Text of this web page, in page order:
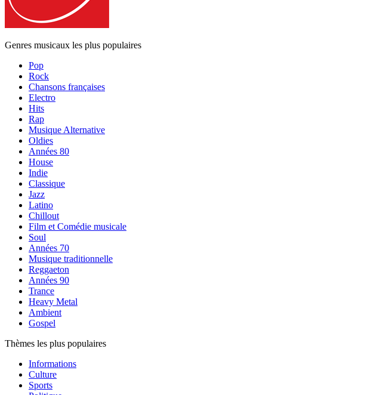
Genres musicaux les plus populaires
Pop
Rock
Chansons françaises
Electro
Hits
Rap
Musique Alternative
Oldies
Années 80
House
Indie
Classique
Jazz
Latino
Chillout
Film et Comédie musicale
Soul
Années 70
Musique traditionnelle
Reggaeton
Années 90
Trance
Heavy Metal
Ambient
Gospel
Thèmes les plus populaires
Informations
Culture
Sports